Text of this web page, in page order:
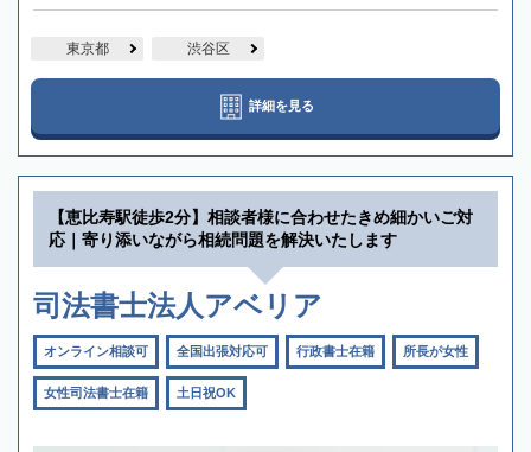
東京都 渋谷区
詳細を見る
【恵比寿駅徒歩2分】相談者様に合わせたきめ細かいご対
応｜寄り添いながら相続問題を解決いたします
司法書士法人アベリア
オンライン相談可 全国出張対応可 行政書士在籍 所長が女性
女性司法書士在籍 土日祝OK